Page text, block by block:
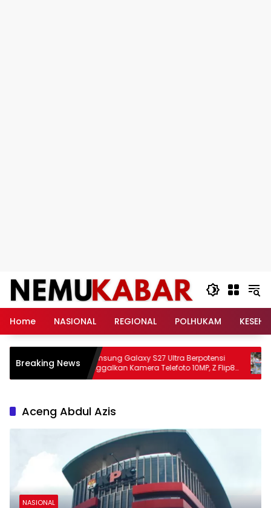
Langsung
konten
Home
NASIONAL REGIONAL POLHUKAM
Breaking NewsSamsung Galaxy S27 Ultra Berpotensi
Tinggalkan Kamera Telefoto 10MP, Z Flip8
Fokus pada Optimalisasi Daya
Aceng Abdul Azis
NASIONAL